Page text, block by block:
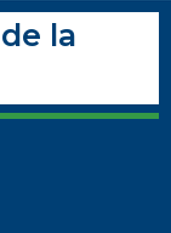
la